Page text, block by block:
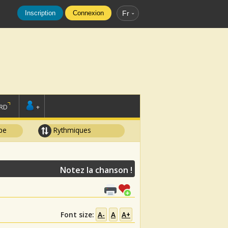
Inscription Connexion Fr
+
Rythmiques
Notez la chanson !
Font size: A- A A+